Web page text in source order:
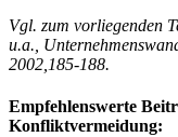
Vgl. zum vorliegenden
u.a.,
2002,185-188.
Empfehlenswerte
Konfliktvermeidung: